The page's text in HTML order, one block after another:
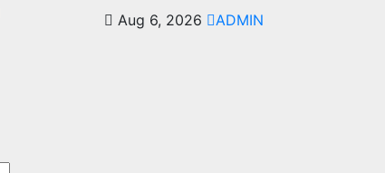
Aug 6, 2026 ADMIN